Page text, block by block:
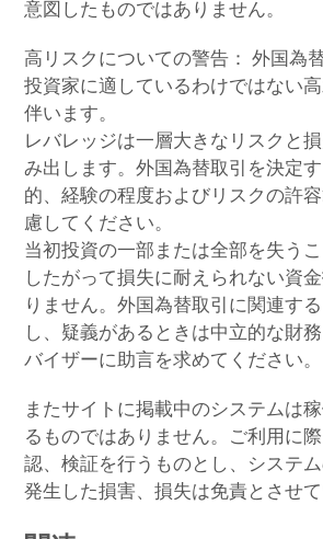
意図したものではありません。
高リスクについての警告： 外国為
投資家に適しているわけではない
伴います。
レバレッジは一層大きなリスクと
み出します。外国為替取引を決定
的、経験の程度およびリスクの許
慮してください。
当初投資の一部または全部を失うこ
したがって損失に耐えられない資
りません。外国為替取引に関連す
し、疑義があるときは中立的な財
バイザーに助言を求めてください。
またサイトに掲載中のシステムは
るものではありません。ご利用に
認、検証を行うものとし、システ
発生した損害、損失は免責とさせて